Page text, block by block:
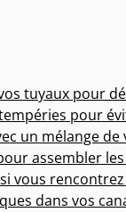
tuyaux pour
pour
un mélange
assembler
vous
dans vos